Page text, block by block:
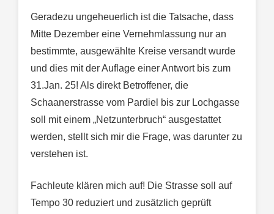
Geradezu ungeheuerlich ist die Tatsache, dass
Mitte Dezember eine Vernehmlassung nur an
bestimmte, ausgewählte Kreise versandt wurde
und dies mit der Auflage einer Antwort bis zum
31.Jan. 25! Als direkt Betroffener, die
Schaanerstrasse vom Pardiel bis zur Lochgasse
soll mit einem „Netzunterbruch“ ausgestattet
werden, stellt sich mir die Frage, was darunter zu
verstehen ist.
Fachleute klären mich auf! Die Strasse soll auf
Tempo 30 reduziert und zusätzlich geprüft